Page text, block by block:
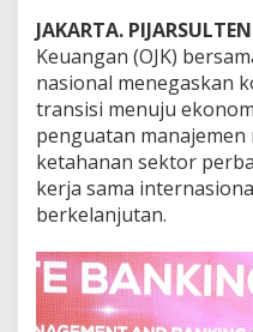
K
a
n
P
e
r
b
a
a
n
L
u
JAKARTA.
Keuangan (OJK)
nasional menegaskan
transisi menuju
penguatan
ketahanan sektor
kerja sama
berkelanjutan.